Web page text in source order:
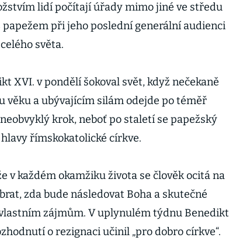
lidí počítají úřady mimo jiné ve středu
papežem při jeho poslední generální audienci
světa.
XVI. v pondělí šokoval svět, když nečekaně
věku a ubývajícím silám odejde po téměř
krok, neboť po staletí se papežský
římskokatolické církve.
v každém okamžiku života se člověk ocitá na
zda bude následovat Boha a skutečné
zájmům. V uplynulém týdnu Benedikt
o rezignaci učinil „pro dobro církve“.